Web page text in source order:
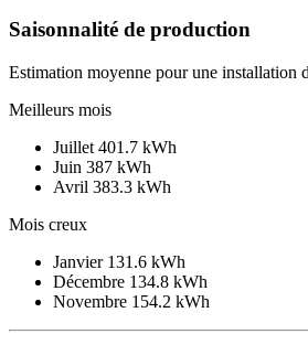
Saisonnalité de production
Estimation moyenne pour une installation
Meilleurs mois
Juillet 401.7 kWh
Juin 387 kWh
Avril 383.3 kWh
Mois creux
Janvier 131.6 kWh
Décembre 134.8 kWh
Novembre 154.2 kWh